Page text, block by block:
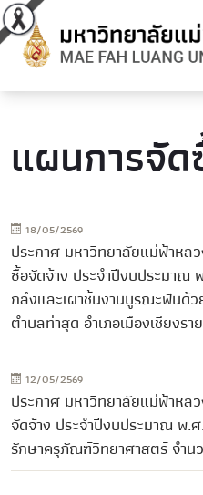
แผนการจั
18/05/2569
ประกาศ มหาวิทยาลัยแม่ฟ้าหล
ซื้อจัดจ้าง ประจำปีงบประมาณ
กลึงและเผาชิ้นงานบูรณะฟันด้
ตำบลท่าสุด อำเภอเมืองเชียงร
12/05/2569
ประกาศ มหาวิทยาลัยแม่ฟ้าหล
จัดจ้าง ประจำปีงบประมาณ พ.
รักษาครุภัณฑ์วิทยาศาสตร์ จำน